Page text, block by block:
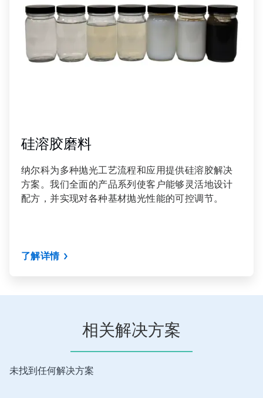
硅溶胶磨料
纳尔科为多种抛光工艺流程和应用提供硅溶胶解决
方案。我们全面的产品系列使客户能够灵活地设计
配方，并实现对各种基材抛光性能的可控调节。
了解详情
相关解决方案
未找到任何解决方案